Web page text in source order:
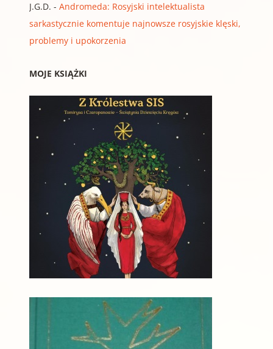
J.G.D. - Andromeda: Rosyjski intelektualista
sarkastycznie komentuje najnowsze rosyjskie klęski,
problemy i upokorzenia
MOJE KSIĄŻKI